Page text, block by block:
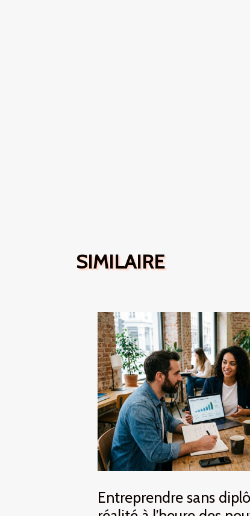
SIMILAIRE
Entreprendre sans